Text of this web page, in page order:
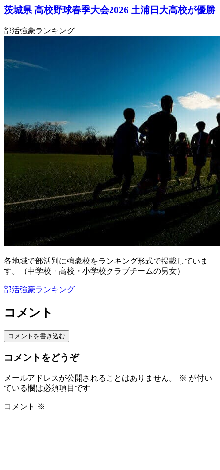
茨城県 高校野球春季大会2026 土浦日大高校が優勝
部活強豪ランキング
各地域で部活別に強豪校をランキング形式で掲載していま
す。（中学校・高校・小学校クラブチームの男女）
部活強豪ランキング
コメント
コメントを書き込む
コメントをどうぞ
メールアドレスが公開されることはありません。 ※ が付い
ている欄は必須項目です
コメント ※